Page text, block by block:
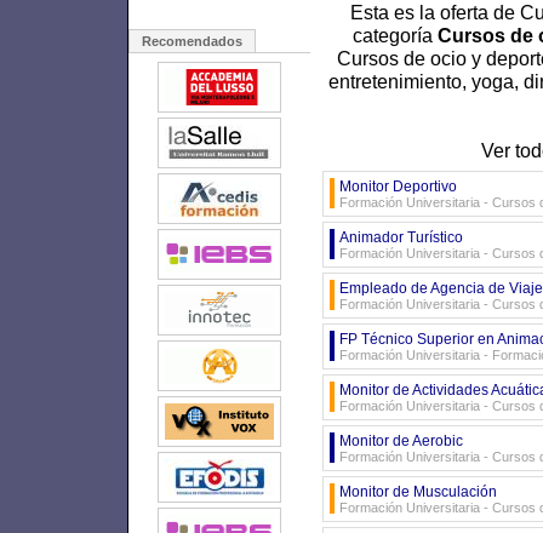
Recomendados
Esta es la oferta de
categoría Cursos de
Cursos de ocio y
entretenimiento, yoga,
Ver
Monitor Deportivo
Formación Universitaria - Cursos
Animador Turístico
Formación Universitaria - Cursos
Empleado de Agencia de
Formación Universitaria - Cursos
FP Técnico Superior en
Formación Universitaria -
Monitor de Actividades
Formación Universitaria - Cursos
Monitor de Aerobic
Formación Universitaria - Cursos
Monitor de Musculación
Formación Universitaria - Cursos